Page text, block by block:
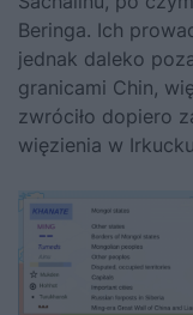
Beringa. Ich
jednak daleko
granicami Chin,
zwróciło dopiero
więzienia w